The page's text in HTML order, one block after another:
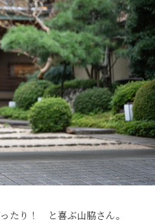
たり！ と喜ぶ山脇さん。